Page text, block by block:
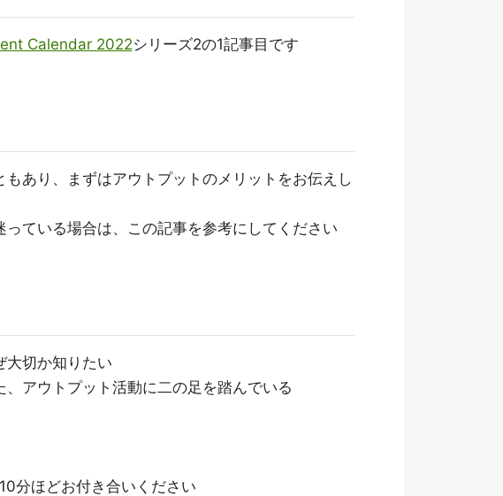
Calendar 2022シリーズ2の1記事目です
あり、まずはアウトプットのメリットをお伝えし
ている場合は、この記事を参考にしてください
大切か知りたい
アウトプット活動に二の足を踏んでいる
分ほどお付き合いください